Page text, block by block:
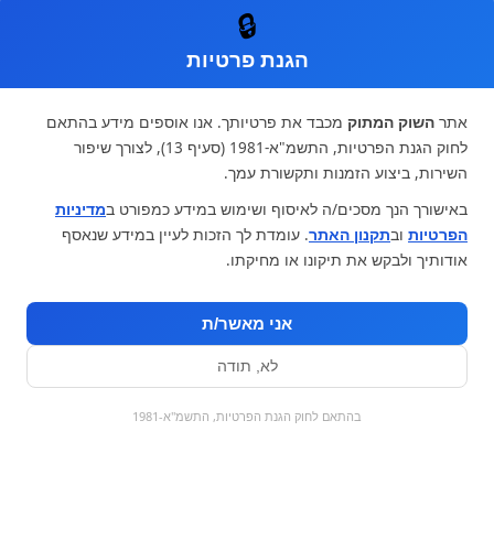
כל המוצרים
0
הקניות שלי מבצעים
🔒
הגנת פרטיות
אתר השוק המתוק מכבד את פרטיותך. אנו אוספים מידע בהתאם
לחוק הגנת הפרטיות, התשמ"א-1981 (סעיף 13), לצורך שיפור
השירות, ביצוע הזמנות ותקשורת עמך.
באישורך הנך מסכים/ה לאיסוף ושימוש במידע כמפורט במדיניות
הפרטיות ובתקנון האתר. עומדת לך הזכות לעיין במידע שנאסף
אודותיך ולבקש את תיקונו או מחיקתו.
אני מאשר/ת
לא, תודה
בהתאם לחוק הגנת הפרטיות, התשמ"א-1981